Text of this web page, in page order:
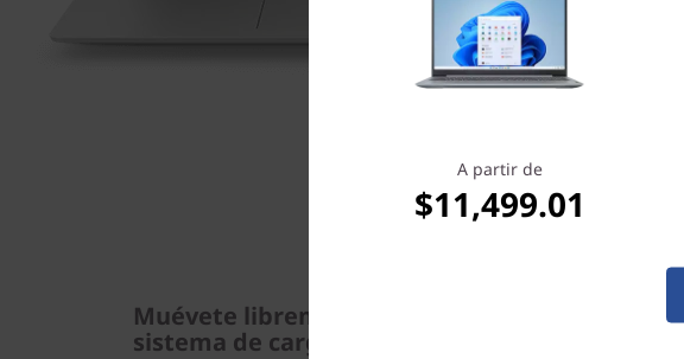
Muévete libremente con su batería de hasta 8
sistema de carga siempre activa
A partir de
$11,499.01